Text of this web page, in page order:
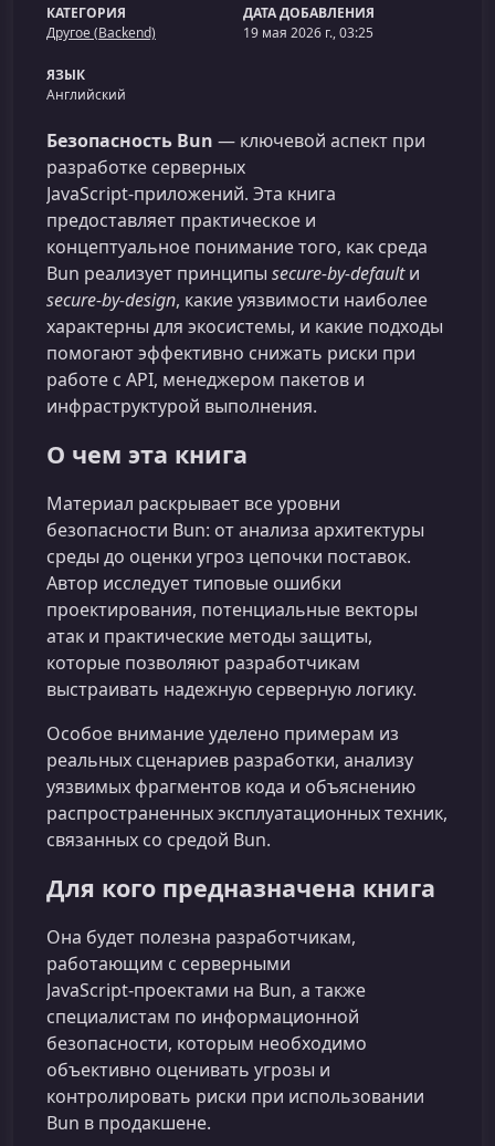
КАТЕГОРИЯ
Другое (Backend)
ДАТА ДОБАВЛЕНИЯ
19 мая 2026 г., 03:25
ЯЗЫК
Английский
Безопасность Bun — ключевой аспект при
разработке серверных
JavaScript‑приложений. Эта книга
предоставляет практическое и
концептуальное понимание того, как среда
Bun реализует принципы secure‑by‑defaultи
secure‑by‑design, какие уязвимости наиболее
характерны для экосистемы, и какие подходы
помогают эффективно снижать риски при
работе с API, менеджером пакетов и
инфраструктурой выполнения.
О чем эта книга
Материал раскрывает все уровни
безопасности Bun: от анализа архитектуры
среды до оценки угроз цепочки поставок.
Автор исследует типовые ошибки
проектирования, потенциальные векторы
атак и практические методы защиты,
которые позволяют разработчикам
выстраивать надежную серверную логику.
Особое внимание уделено примерам из
реальных сценариев разработки, анализу
уязвимых фрагментов кода и объяснению
распространенных эксплуатационных техник,
связанных со средой Bun.
Для кого предназначена книга
Она будет полезна разработчикам,
работающим с серверными
JavaScript‑проектами на Bun, а также
специалистам по информационной
безопасности, которым необходимо
объективно оценивать угрозы и
контролировать риски при использовании
Bun в продакшене.